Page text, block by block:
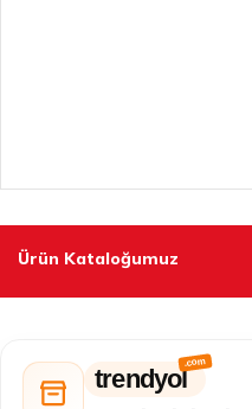
Ürün Kataloğumuz
trendyol